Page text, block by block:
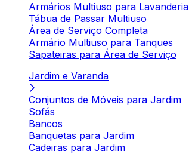
Armários Multiuso para Lavanderia
Tábua de Passar Multiuso
Área de Serviço Completa
Armário Multiuso para Tanques
Sapateiras para Área de Serviço
Jardim e Varanda
Conjuntos de Móveis para Jardim
Sofás
Bancos
Banquetas para Jardim
Cadeiras para Jardim